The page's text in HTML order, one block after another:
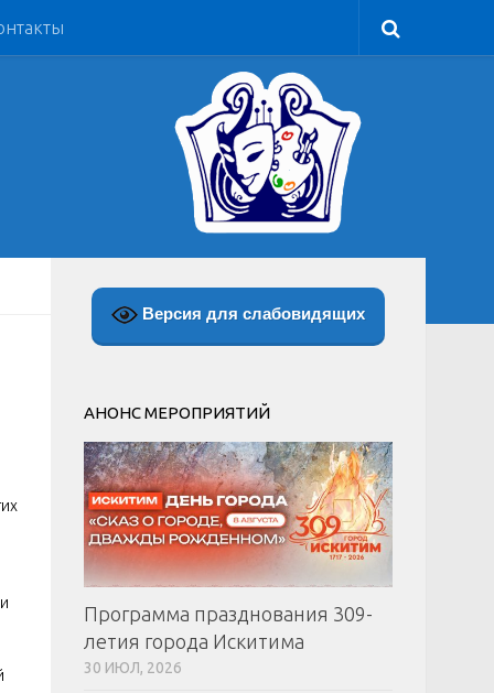
Версия для слабовидящих
АНОНС МЕРОПРИЯТИЙ
Программа празднования 309-
летия города Искитима
30 ИЮЛ, 2026